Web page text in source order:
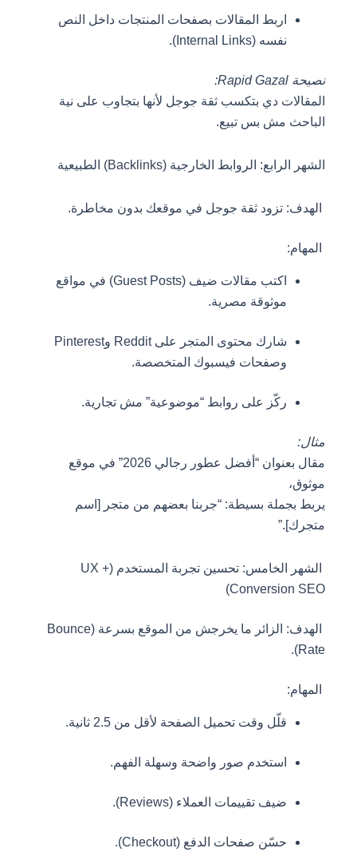
اربط المقالات بصفحات المنتجات داخل النص
نفسه (Internal Links).
نصيحة Rapid Gazal:
المقالات دي بتكسب ثقة جوجل لأنها بتجاوب على نية
الباحث مش بس تبيع.
الشهر الرابع: الروابط الخارجية (Backlinks) الطبيعية
الهدف: تزود ثقة جوجل في موقعك بدون مخاطرة.
المهام:
اكتب مقالات ضيف (Guest Posts) في مواقع
موثوقة مصرية.
شارك محتوى المتجر على Reddit وPinterest
وصفحات فيسبوك المتخصصة.
ركّز على روابط “موضوعية” مش تجارية.
مثال:
مقال بعنوان “أفضل عطور رجالي 2026” في موقع
موثوق،
يربط بجملة بسيطة: “جربنا بعضهم من متجر [اسم
متجرك].”
الشهر الخامس: تحسين تجربة المستخدم (UX +
Conversion SEO)
الهدف: الزائر ما يخرجش من الموقع بسرعة (Bounce
Rate).
المهام:
قلّل وقت تحميل الصفحة لأقل من 2.5 ثانية.
استخدم صور واضحة وسهلة الفهم.
ضيف تقييمات العملاء (Reviews).
حسّن صفحات الدفع (Checkout).